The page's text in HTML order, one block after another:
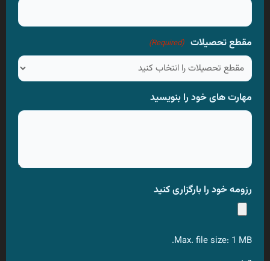
مقطع تحصیلات (Required)
مهارت های خود را بنویسید
رزومه خود را بارگزاری کنید
Max. file size: 1 MB.